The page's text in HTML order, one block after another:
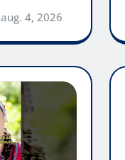
aug. 4, 2026